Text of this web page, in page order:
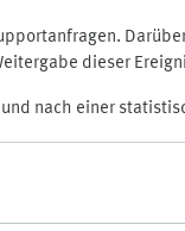
dieser
nach einer